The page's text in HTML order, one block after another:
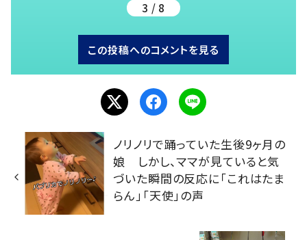
3 / 8
この投稿へのコメントを見る
ノリノリで踊っていた生後9ヶ月の
娘 しかし、ママが見ていると気
づいた瞬間の反応に「これはたま
らん」「天使」の声